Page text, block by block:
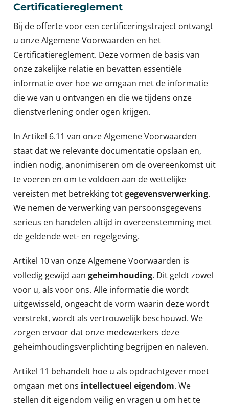
Certificatiereglement
Bij de offerte voor een certificeringstraject ontvangt
u onze Algemene Voorwaarden en het
Certificatiereglement. Deze vormen de basis van
onze zakelijke relatie en bevatten essentiële
informatie over hoe we omgaan met de informatie
die we van u ontvangen en die we tijdens onze
dienstverlening onder ogen krijgen.
In Artikel 6.11 van onze Algemene Voorwaarden
staat dat we relevante documentatie opslaan en,
indien nodig, anonimiseren om de overeenkomst uit
te voeren en om te voldoen aan de wettelijke
vereisten met betrekking totgegevensverwerking.
We nemen de verwerking van persoonsgegevens
serieus en handelen altijd in overeenstemming met
de geldende wet- en regelgeving.
Artikel 10 van onze Algemene Voorwaarden is
volledig gewijd aan geheimhouding. Dit geldt zowel
voor u, als voor ons. Alle informatie die wordt
uitgewisseld, ongeacht de vorm waarin deze wordt
verstrekt, wordt als vertrouwelijk beschouwd. We
zorgen ervoor dat onze medewerkers deze
geheimhoudingsverplichting begrijpen en naleven.
Artikel 11 behandelt hoe u als opdrachtgever moet
omgaan met ons intellectueel eigendom. We
stellen dit eigendom veilig en vragen u om het te